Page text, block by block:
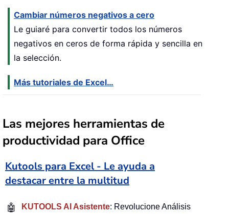
Cambiar números negativos a cero
Le guiaré para convertir todos los números
negativos en ceros de forma rápida y sencilla en
la selección.
Más tutoriales de Excel…
Las mejores herramientas de
productividad para Office
Kutools para Excel - Le ayuda a
destacar entre la multitud
🤖 KUTOOLS AI Asistente: Revolucione Análisis